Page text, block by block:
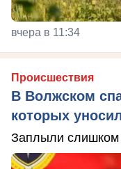
вчера в 11:34
Происшествия
В Волжском
которых
Заплыли слишком